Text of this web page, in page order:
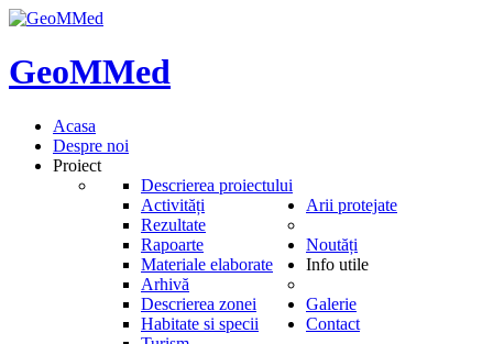
GeoMMed
Acasa
Despre noi
Proiect
Descrierea proiectului
Activități
Rezultate
Rapoarte
Materiale elaborate
Arhivă
Arii protejate
Descrierea zonei
Habitate si specii
Noutăți
Info utile
Galerie
Contact